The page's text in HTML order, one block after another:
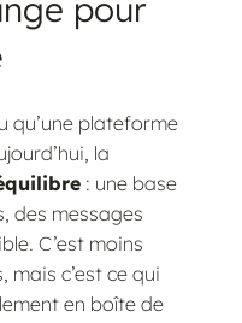
pour
qu’une plateforme
la
: une base
des messages
C’est moins
mais c’est ce qui
en boîte de